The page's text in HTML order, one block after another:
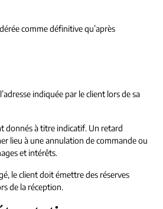
comme définitive qu’après
indiquée par le client lors de sa
donnés à titre indicatif. Un retard
lieu à une annulation de commande ou
et intérêts.
le client doit émettre des réserves
de la réception.